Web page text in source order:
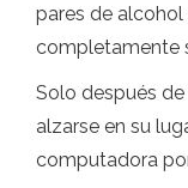
pares de
completamente
Solo después
alzarse en su
computadora